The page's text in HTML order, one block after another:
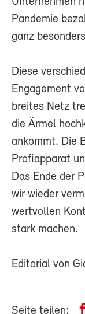
Pandemie
ganz
Diese
Engagement
breites Netz
die Ärmel
ankommt. Die
Profiapparat
Das Ende der
wir wieder
wertvollen
stark machen.
Editorial von
Seite teilen: